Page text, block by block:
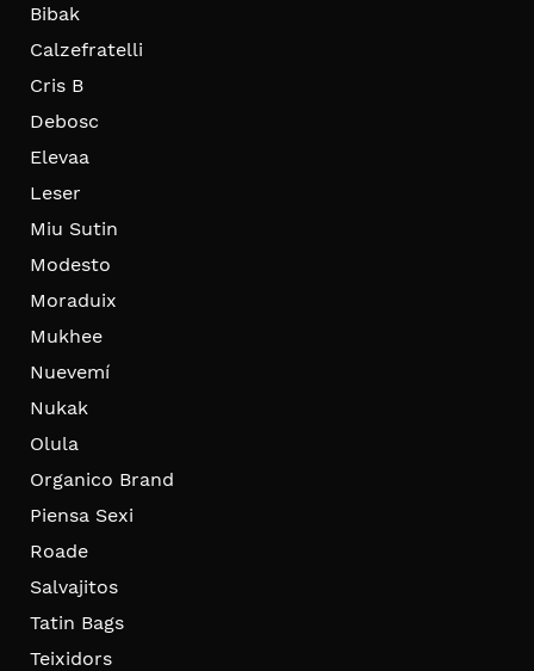
Bibak
Calzefratelli
Cris B
Debosc
Elevaa
Leser
Miu Sutin
Modesto
Moraduix
Mukhee
Nuevemí
Nukak
Olula
Organico Brand
Piensa Sexi
Roade
Salvajitos
Tatin Bags
Teixidors